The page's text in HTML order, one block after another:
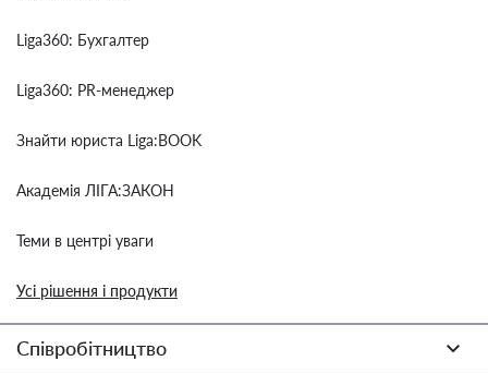
Liga360: Бухгалтер
Liga360: PR-менеджер
Знайти юриста Liga:BOOK
Академія ЛІГА:ЗАКОН
Теми в центрі уваги
Усі рішення і продукти
Співробітництво